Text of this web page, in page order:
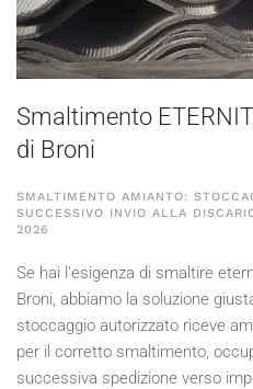
Smaltimento
di Broni
SMALTIMENTO AMIANTO:
SUCCESSIVO INVIO ALLA
2026
Se hai l'esigenza di smaltire
Broni, abbiamo la soluzione
stoccaggio autorizzato riceve
per il corretto smaltimento,
successiva spedizione verso